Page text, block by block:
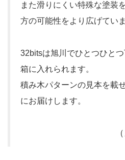
また滑りにくい特殊な塗装
方の可能性をより広げていま
32bitsは旭川でひとつひと
箱に入れられます。
積み木パターンの見本を載
にお届けします。